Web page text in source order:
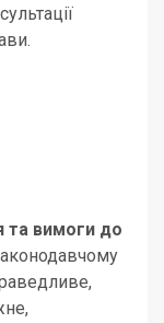
та вимоги до